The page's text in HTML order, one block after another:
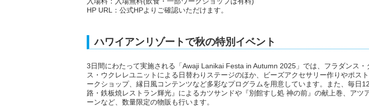
HP URL：公式HPよりご確認いただけます。
ハワイアンリゾートで秋の特別イベント
3日間にわたって実施される「Awaji Lanikai Festa in Autumn 2025」では、フラダンス・
ス・ウクレレユニットによる日替わりステージのほか、ビーズアクセサリー作りやポス
ークショップ、縁日風コンテンツなど多彩なプログラムを用意しています。また、毎日
路・鉄板焼レストラン輝光』によるカツサンドや『別館すし処 神の前』の献上巻、アツ
ーンなど、数量限定の物販も行います。